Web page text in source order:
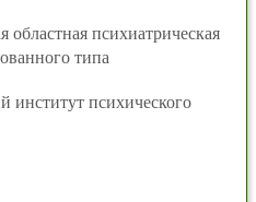
психиатрическая
типа
институт психического